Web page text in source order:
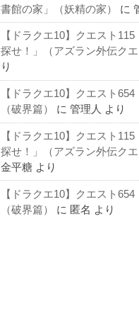
書館の家」（妖精の家）
に
【ドラクエ10】クエスト
探せ！」（アズラン外伝クエ
り
【ドラクエ10】クエスト654
（破界篇）
に 管理人 より
【ドラクエ10】クエスト
探せ！」（アズラン外伝クエ
金平糖 より
【ドラクエ10】クエスト654
（破界篇）
に 匿名 より